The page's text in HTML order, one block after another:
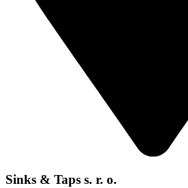
Sinks & Taps s. r. o.